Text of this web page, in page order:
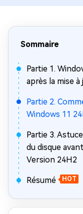
Sommaire
Partie 1.
après la mise à
Partie 2.
Windows 11
Partie 3.
du disque
Version 24H2
Résumé HOT